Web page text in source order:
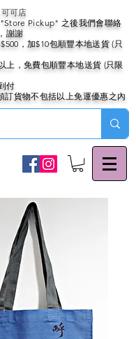
可店
Pickup" 之後我們會聯絡
謝謝
，加$10包順豐本地送貨 (只
上，免費包順豐本地送貨 (只限
付
訂貨物不包括以上免運優惠之內